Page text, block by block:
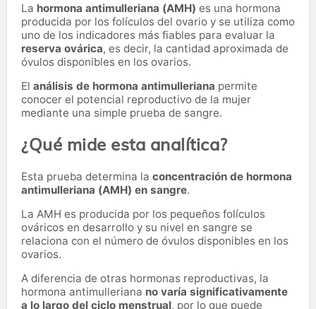
La hormona antimulleriana (AMH) es una hormona
producida por los folículos del ovario y se utiliza como
uno de los indicadores más fiables para evaluar la
reserva ovárica, es decir, la cantidad aproximada de
óvulos disponibles en los ovarios.
El análisis de hormona antimulleriana permite
conocer el potencial reproductivo de la mujer
mediante una simple prueba de sangre.
¿Qué mide esta analítica?
Esta prueba determina la concentración de hormona
antimulleriana (AMH) en sangre.
La AMH es producida por los pequeños folículos
ováricos en desarrollo y su nivel en sangre se
relaciona con el número de óvulos disponibles en los
ovarios.
A diferencia de otras hormonas reproductivas, la
hormona antimulleriana no varía significativamente
a lo largo del ciclo menstrual, por lo que puede